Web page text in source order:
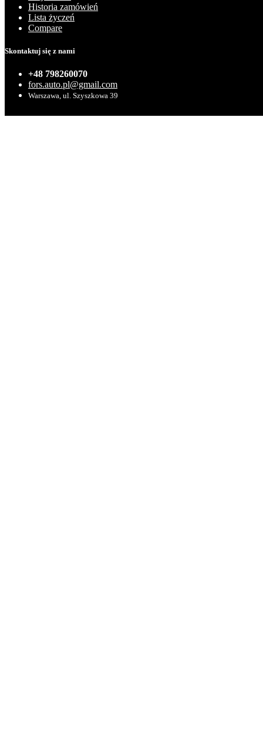
Historia zamówień
Lista życzeń
Compare
Skontaktuj się z nami
+48 798260070
fors.auto.pl@gmail.com
Warszawa, ul. Szyszkowa 39